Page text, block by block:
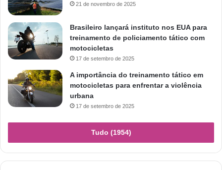
21 de novembro de 2025
Brasileiro lançará instituto nos EUA para
treinamento de policiamento tático com
motocicletas
17 de setembro de 2025
A importância do treinamento tático em
motocicletas para enfrentar a violência
urbana
17 de setembro de 2025
Tudo (1954)